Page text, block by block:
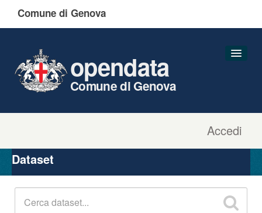
Comune di Genova
Accedi
opendata
Comune di Genova
Organizzazioni
Gruppi
Dataset